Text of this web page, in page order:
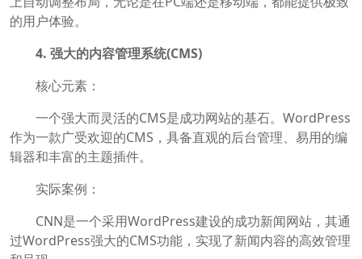
的用户体验。
4. 强大的内容管理系统(CMS)
核心元素：
一个强大而灵活的CMS是成功网站的基石。WordPress
作为一款广受欢迎的CMS，具备直观的后台管理、易用的编
辑器和丰富的主题插件。
实际案例：
CNN是一个采用WordPress建设的成功新闻网站，其通
过WordPress强大的CMS功能，实现了新闻内容的高效管理